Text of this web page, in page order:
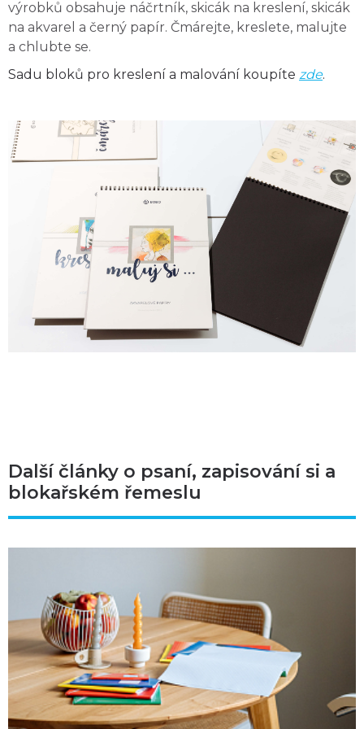
výrobků obsahuje náčrtník, skicák na kreslení, skicák
na akvarel a černý papír. Čmárejte, kreslete, malujte
a chlubte se.
Sadu bloků pro kreslení a malování koupíte zde.
Další články o psaní, zapisování si a
blokařském řemeslu